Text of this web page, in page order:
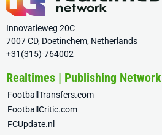
Innovatieweg 20C
7007 CD, Doetinchem, Netherlands
+31(315)-764002
Realtimes | Publishing Network
FootballTransfers.com
FootballCritic.com
FCUpdate.nl